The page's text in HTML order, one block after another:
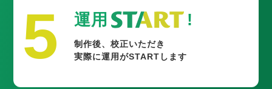
5 運用 !
制作後、校正いただき
実際に運用がSTARTします